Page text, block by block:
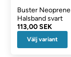
Buster
Halsband svart
113,00 SEK
Välj variant